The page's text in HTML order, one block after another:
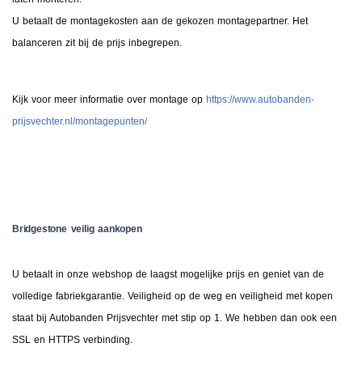
U betaalt de montagekosten aan de gekozen montagepartner. Het
balanceren zit bij de prijs inbegrepen.
Kijk voor meer informatie over montage op https://www.autobanden-
prijsvechter.nl/montagepunten/
Bridgestone veilig aankopen
U betaalt in onze webshop de laagst mogelijke prijs en geniet van de
volledige fabriekgarantie. Veiligheid op de weg en veiligheid met kopen
staat bij Autobanden Prijsvechter met stip op 1. We hebben dan ook een
SSL en HTTPS verbinding.